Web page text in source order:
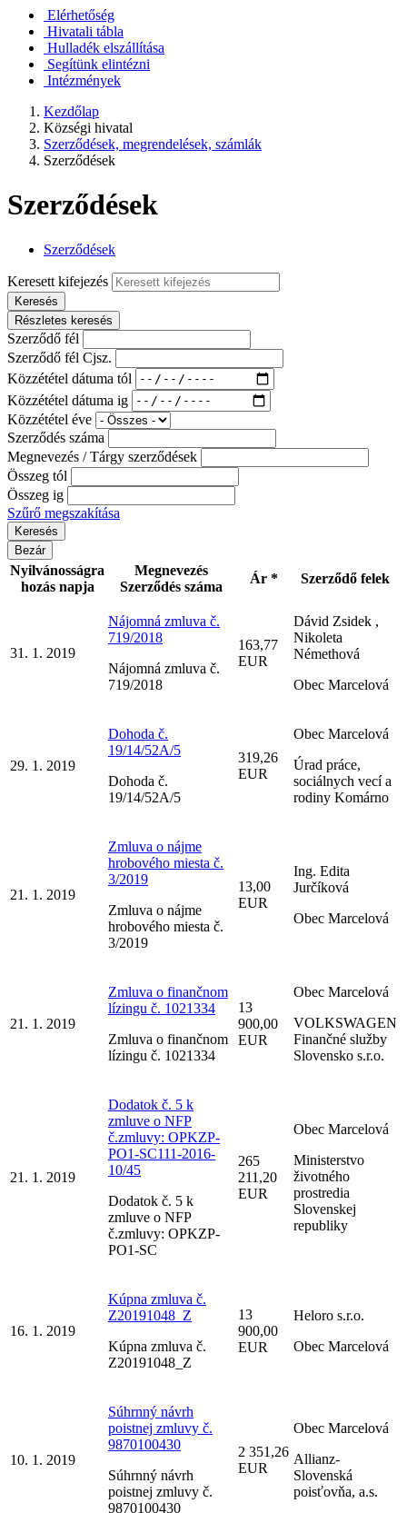
Elérhetőség
Hivatali tábla
Hulladék elszállítása
Segítünk elintézni
Intézmények
Kezdőlap
Községi hivatal
Szerződések, megrendelések, számlák
Szerződések
Szerződések
Szerződések
Keresett kifejezés
Keresés
Részletes keresés
Szerződő fél
Szerződő fél Cjsz.
Közzététel dátuma tól
Közzététel dátuma ig
Közzététel éve
Szerződés száma
Megnevezés / Tárgy szerződések
Összeg tól
Összeg ig
Szűrő megszakítása
Bezár
Nyilvánosságra
hozás napja
Megnevezés
Szerződés száma
Ár * Szerződő felek
31. 1. 2019
Nájomná zmluva č.
719/2018
Nájomná zmluva č.
719/2018
163,77
EUR
Dávid Zsidek ,
Nikoleta
Némethová
Obec Marcelová
29. 1. 2019
Dohoda č.
19/14/52A/5
Dohoda č.
19/14/52A/5
319,26
EUR
Obec Marcelová
Úrad práce,
sociálnych vecí a
rodiny Komárno
21. 1. 2019
Zmluva o nájme
hrobového miesta č.
3/2019
Zmluva o nájme
hrobového miesta č.
3/2019
13,00
EUR
Ing. Edita
Jurčíková
Obec Marcelová
21. 1. 2019
Zmluva o finančnom
lízingu č. 1021334
Zmluva o finančnom
lízingu č. 1021334
13
900,00
EUR
Obec Marcelová
VOLKSWAGEN
Finančné služby
Slovensko s.r.o.
21. 1. 2019
Dodatok č. 5 k
zmluve o NFP
č.zmluvy: OPKZP-
PO1-SC111-2016-
10/45
Dodatok č. 5 k
zmluve o NFP
č.zmluvy: OPKZP-
PO1-SC
265
211,20
EUR
Obec Marcelová
Ministerstvo
životného
prostredia
Slovenskej
republiky
16. 1. 2019
Kúpna zmluva č.
Z20191048_Z
Kúpna zmluva č.
Z20191048_Z
13
900,00
EUR
Heloro s.r.o.
Obec Marcelová
10. 1. 2019
Súhrnný návrh
poistnej zmluvy č.
9870100430
Súhrnný návrh
poistnej zmluvy č.
9870100430
2 351,26
EUR
Obec Marcelová
Allianz-
Slovenská
poisťovňa, a.s.